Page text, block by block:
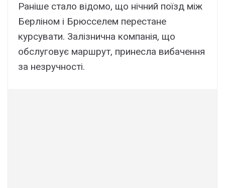
Раніше стало відомо, що нічний поїзд між
Берліном і Брюсселем перестане
курсувати. Залізнична компанія, що
обслуговує маршрут, принесла вибачення
за незручності.